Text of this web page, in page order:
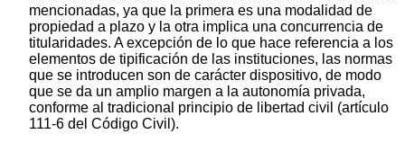
mencionadas, ya que la primera es una modalidad de
propiedad a plazo y la otra implica una concurrencia de
titularidades. A excepción de lo que hace referencia a los
elementos de tipificación de las instituciones, las normas
que se introducen son de carácter dispositivo, de modo
que se da un amplio margen a la autonomía privada,
conforme al tradicional principio de libertad civil (artículo
111-6 del Código Civil).